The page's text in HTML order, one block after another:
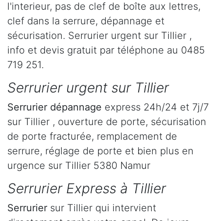
l'interieur, pas de clef de boîte aux lettres,
clef dans la serrure, dépannage et
sécurisation. Serrurier urgent sur Tillier ,
info et devis gratuit par téléphone au 0485
719 251.
Serrurier urgent sur Tillier
Serrurier dépannage express 24h/24 et 7j/7
sur Tillier , ouverture de porte, sécurisation
de porte fracturée, remplacement de
serrure, réglage de porte et bien plus en
urgence sur Tillier 5380 Namur
Serrurier Express à Tillier
Serrurier sur Tillier qui intervient